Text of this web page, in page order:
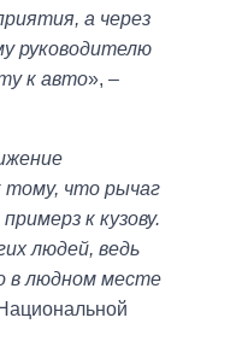
а через
руководителю
к авто», –
тому, что рычаг
к кузову.
людей, ведь
в людном месте